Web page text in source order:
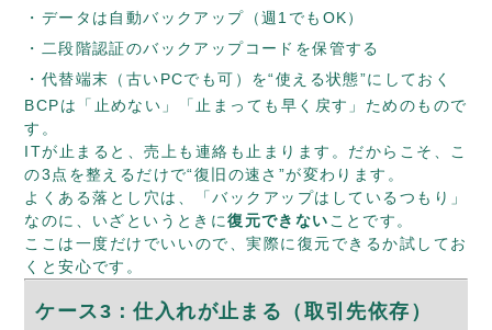
データは自動バックアップ（週1でもOK）
二段階認証のバックアップコードを保管する
代替端末（古いPCでも可）を“使える状態”にしておく
BCPは「止めない」「止まっても早く戻す」ためのもので
す。
ITが止まると、売上も連絡も止まります。だからこそ、こ
の3点を整えるだけで“復旧の速さ”が変わります。
よくある落とし穴は、「バックアップはしているつもり」
なのに、いざというときに復元できない ことです。
ここは一度だけでいいので、実際に復元できるか試してお
くと安心です。
ケース3：仕入れが止まる（取引先依存）